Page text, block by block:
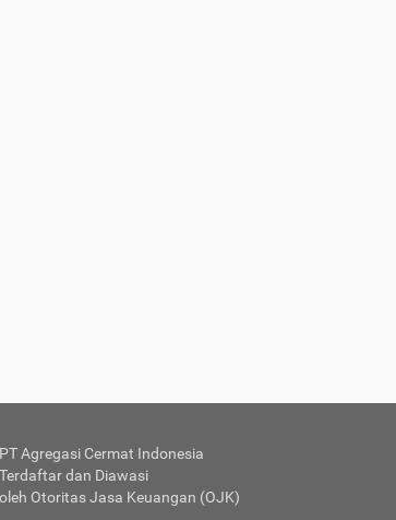
PT Agregasi Cermat Indonesia
Terdaftar dan Diawasi
oleh Otoritas Jasa Keuangan (OJK)